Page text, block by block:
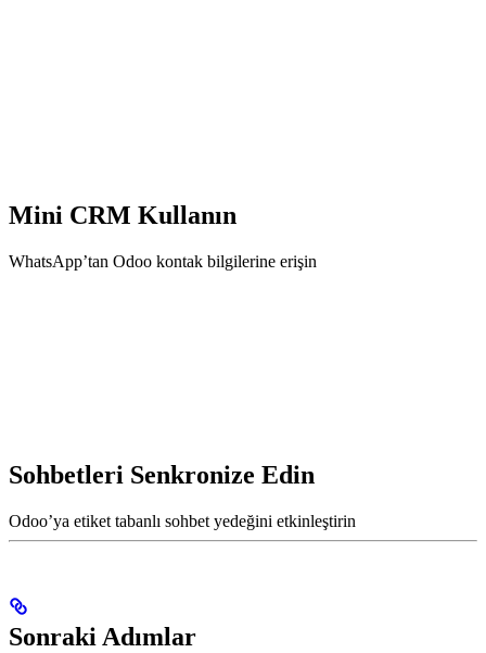
Mini CRM Kullanın
WhatsApp’tan Odoo kontak bilgilerine erişin
Sohbetleri Senkronize Edin
Odoo’ya etiket tabanlı sohbet yedeğini etkinleştirin
Sonraki Adımlar